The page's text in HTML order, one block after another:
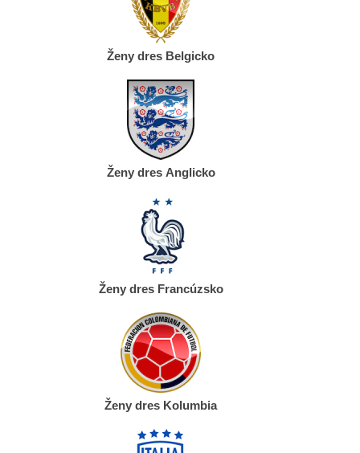
Ženy dres Belgicko
Ženy dres Anglicko
Ženy dres Francúzsko
Ženy dres Kolumbia